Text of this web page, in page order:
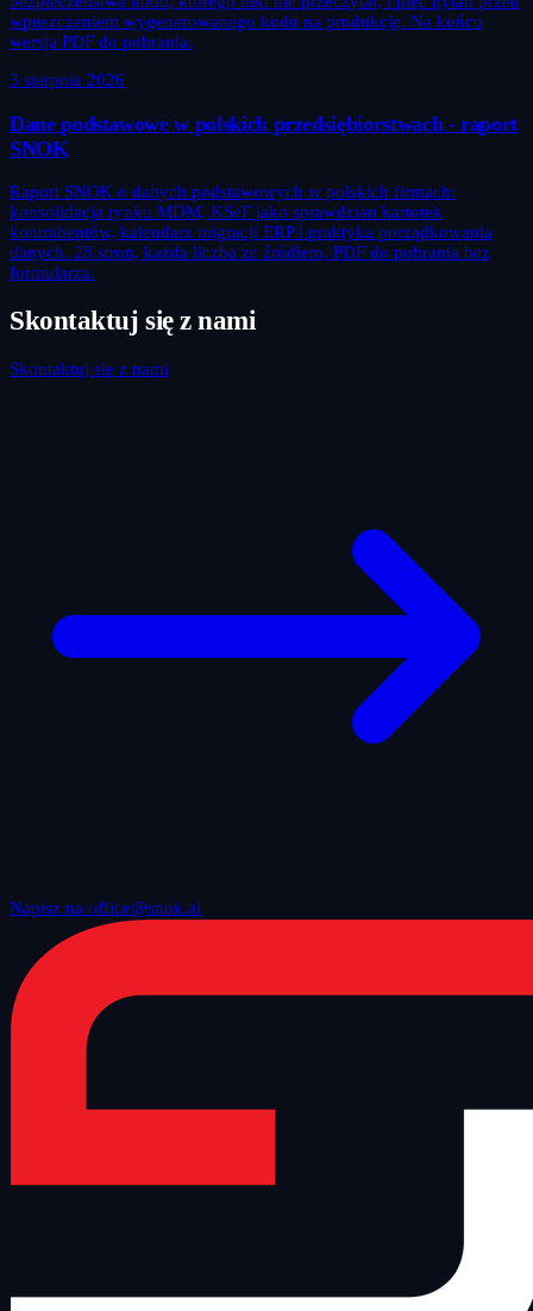
wpuszczeniem wygenerowanego kodu na produkcję. Na końcu
wersja PDF do pobrania.
3 sierpnia 2026
Dane podstawowe w polskich przedsiębiorstwach - raport
SNOK
Raport SNOK o danych podstawowych w polskich firmach:
konsolidacja rynku MDM, KSeF jako sprawdzian kartotek
kontrahentów, kalendarz migracji ERP i praktyka porządkowania
danych. 28 stron, każda liczba ze źródłem, PDF do pobrania bez
formularza.
Skontaktuj się z nami
Skontaktuj się z nami
Napisz na office@snok.ai